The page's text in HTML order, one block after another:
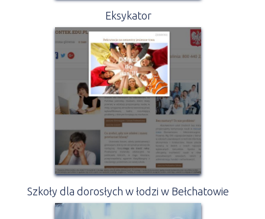
Eksykator
Szkoły dla dorosłych w łodzi w Bełchatowie